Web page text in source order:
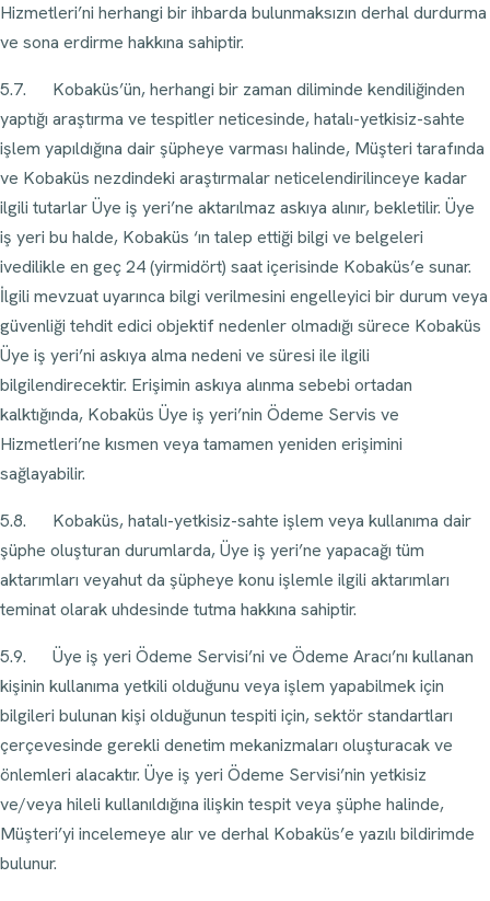
Hizmetleri’ni herhangi bir ihbarda bulunmaksızın derhal durdurma
ve sona erdirme hakkına sahiptir.
5.7. Kobaküs’ün, herhangi bir zaman diliminde kendiliğinden
yaptığı araştırma ve tespitler neticesinde, hatalı-yetkisiz-sahte
işlem yapıldığına dair şüpheye varması halinde, Müşteri tarafında
ve Kobaküs nezdindeki araştırmalar neticelendirilinceye kadar
ilgili tutarlar Üye iş yeri’ne aktarılmaz askıya alınır, bekletilir. Üye
iş yeri bu halde, Kobaküs ‘ın talep ettiği bilgi ve belgeleri
ivedilikle en geç 24 (yirmidört) saat içerisinde Kobaküs’e sunar.
İlgili mevzuat uyarınca bilgi verilmesini engelleyici bir durum veya
güvenliği tehdit edici objektif nedenler olmadığı sürece Kobaküs
Üye iş yeri’ni askıya alma nedeni ve süresi ile ilgili
bilgilendirecektir. Erişimin askıya alınma sebebi ortadan
kalktığında, Kobaküs Üye iş yeri’nin Ödeme Servis ve
Hizmetleri’ne kısmen veya tamamen yeniden erişimini
sağlayabilir.
5.8. Kobaküs, hatalı-yetkisiz-sahte işlem veya kullanıma dair
şüphe oluşturan durumlarda, Üye iş yeri’ne yapacağı tüm
aktarımları veyahut da şüpheye konu işlemle ilgili aktarımları
teminat olarak uhdesinde tutma hakkına sahiptir.
5.9. Üye iş yeri Ödeme Servisi’ni ve Ödeme Aracı’nı kullanan
kişinin kullanıma yetkili olduğunu veya işlem yapabilmek için
bilgileri bulunan kişi olduğunun tespiti için, sektör standartları
çerçevesinde gerekli denetim mekanizmaları oluşturacak ve
önlemleri alacaktır. Üye iş yeri Ödeme Servisi’nin yetkisiz
ve/veya hileli kullanıldığına ilişkin tespit veya şüphe halinde,
Müşteri’yi incelemeye alır ve derhal Kobaküs’e yazılı bildirimde
bulunur.